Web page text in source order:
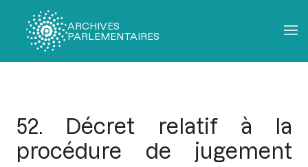
ARCHIVES
PARLEMENTAIRES
52. Décret relatif à la
procédure de jugement